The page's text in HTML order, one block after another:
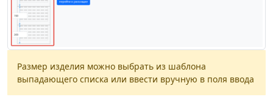
Размер изделия можно выбрать из шаблона
выпадающего списка или ввести вручную в поля ввода